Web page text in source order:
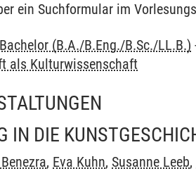
ein Suchformular im
(B.A./B.Eng./B.Sc./LL.B.)
als Kulturwissenschaft
IN DIE
, Eva Kuhn, Susanne Leeb,